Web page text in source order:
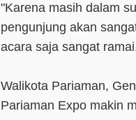
"Karena masih dalam
pengunjung akan
acara saja sangat
Walikota Pariaman,
Pariaman Expo makin